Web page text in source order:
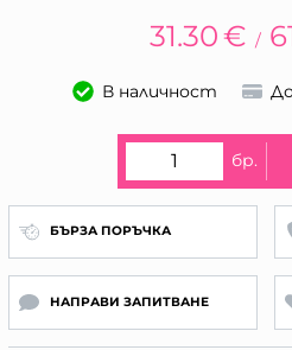
31.30€ /
В наличност
бр.
БЪРЗА ПОРЪЧКА
НАПРАВИ ЗАПИТВАНЕ